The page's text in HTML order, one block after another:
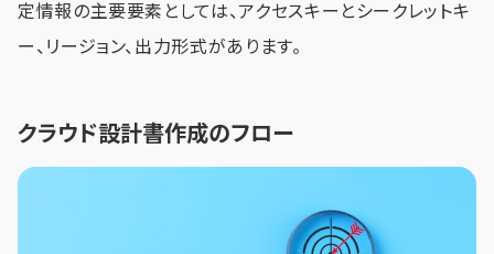
定情報の主要要素としては、アクセスキーとシークレットキ
ー、リージョン、出力形式があります。
クラウド設計書作成のフロー